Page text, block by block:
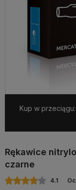
Kup w przeciągu:
Rękawice
czarne
4.1